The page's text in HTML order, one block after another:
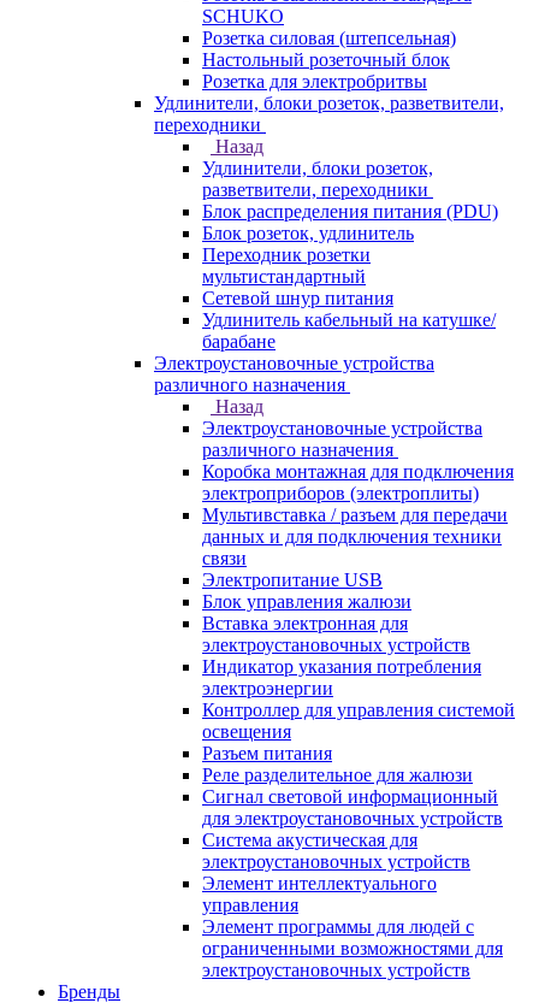
SCHUKO
Розетка силовая (штепсельная)
Настольный розеточный блок
Розетка для электробритвы
Удлинители, блоки розеток, разветвители,
переходники
Назад
Удлинители, блоки розеток,
разветвители, переходники
Блок распределения питания (PDU)
Блок розеток, удлинитель
Переходник розетки
мультистандартный
Сетевой шнур питания
Удлинитель кабельный на катушке/
барабане
Электроустановочные устройства
различного назначения
Назад
Электроустановочные устройства
различного назначения
Коробка монтажная для подключения
электроприборов (электроплиты)
Мультивставка / разъем для передачи
данных и для подключения техники
связи
Электропитание USB
Блок управления жалюзи
Вставка электронная для
электроустановочных устройств
Индикатор указания потребления
электроэнергии
Контроллер для управления системой
освещения
Разъем питания
Реле разделительное для жалюзи
Сигнал световой информационный
для электроустановочных устройств
Система акустическая для
электроустановочных устройств
Элемент интеллектуального
управления
Элемент программы для людей с
ограниченными возможностями для
электроустановочных устройств
Бренды